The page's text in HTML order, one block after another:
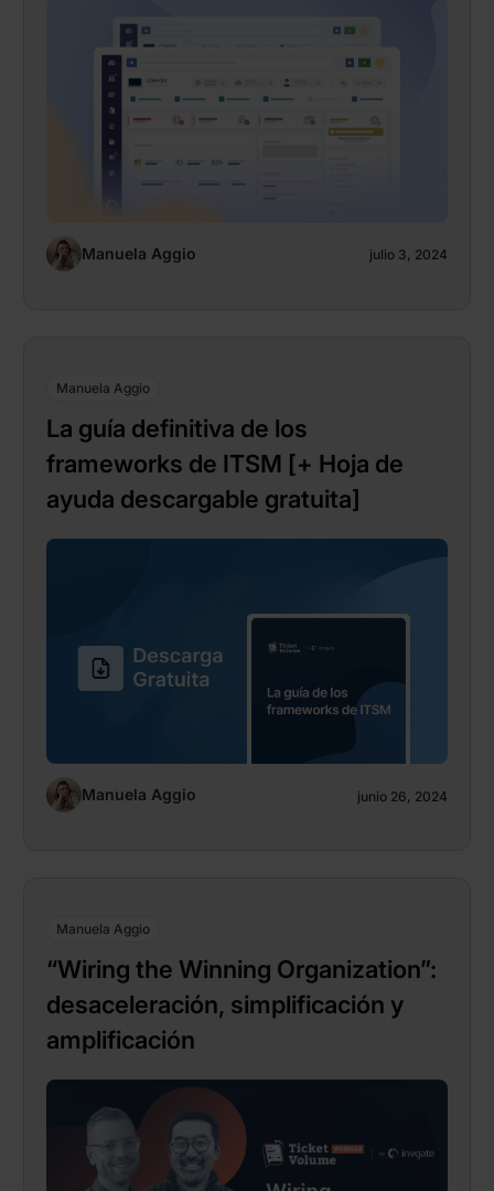
Manuela Aggio julio 3, 2024
Manuela Aggio
La guía definitiva de los
frameworks de ITSM [+ Hoja de
ayuda descargable gratuita]
Manuela Aggio junio 26, 2024
Manuela Aggio
“Wiring the Winning Organization”:
desaceleración, simplificación y
amplificación